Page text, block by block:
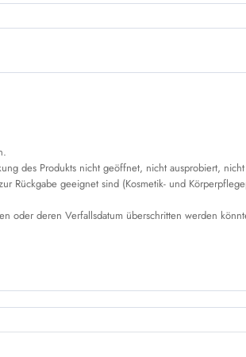
des Produkts nicht geöffnet, nicht ausprobiert,
Rückgabe geeignet sind (Kosmetik- und
oder deren Verfallsdatum überschritten werden